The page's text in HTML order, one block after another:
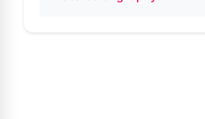
about Instander APK –